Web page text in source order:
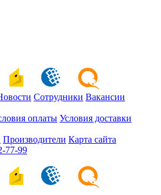
Сотрудники Вакансии
оплаты Условия доставки
Производители Карта сайта
77-99